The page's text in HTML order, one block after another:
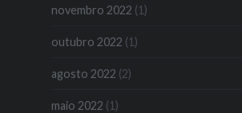
novembro 2022 (1)
outubro 2022 (1)
agosto 2022 (2)
maio 2022 (1)